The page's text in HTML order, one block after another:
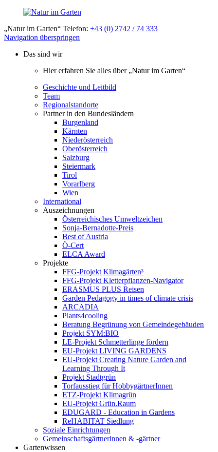
„Natur im Garten“ Telefon: +43 (0) 2742 / 74 333
Navigation überspringen
Das sind wir
Hier erfahren Sie alles über „Natur im Garten“
Geschichte und Leitbild
Team
Regionalstandorte
Partner in den Bundesländern
Burgenland
Kärnten
Niederösterreich
Oberösterreich
Salzburg
Steiermark
Tirol
Vorarlberg
Wien
International
Auszeichnungen
Österreichisches Umweltzeichen
Sonja-Bernadotte-Preis
Best of Austria
Ö-Cert
ELCA Award
Projekte
FFG-Projekt Klimagärten³
FFG-Projekt Kletterpflanzen-Navigator
ERASMUS PLUS Reisen
Garden Pedagogy in times of climate crisis
ARCADIA
Plants4cooling
Beratung Begrünung von Gemeindegebäuden
Projekt SYM:BIO
LE-Projekt Schmetterlinge fördern
EU-Projekt LIVING GARDENS
EU-Projekt Creating Nature Garden and
Learning Through It
Projekt Stadtgrün
Torfausstieg für HobbygärtnerInnen
ETZ-Projekt Klimagrün
EU-Projekt Grün.Raum
EDUGARD - Education in Gardens
ReHABITAT Siedlung
Soziale Einrichtungen
Gemeinschaftsgärtnerinnen & -gärtner
Gartenwissen